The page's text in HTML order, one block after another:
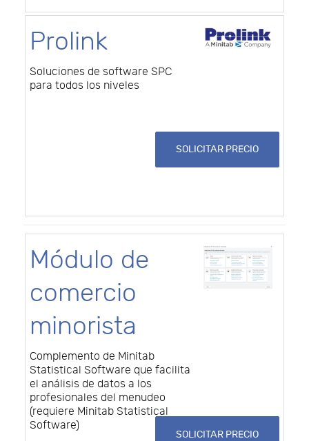
Prolink
Soluciones de software SPC
para todos los niveles
SOLICITAR PRECIO
Módulo de
comercio
minorista
Complemento de Minitab
Statistical Software que facilita
el análisis de datos a los
profesionales del menudeo
(requiere Minitab Statistical
Software)
SOLICITAR PRECIO